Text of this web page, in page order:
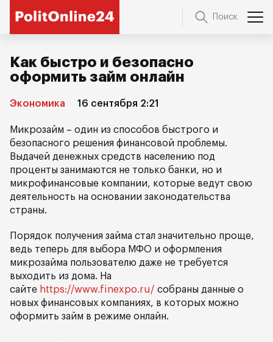
Поиск
Как быстро и безопасно
оформить займ онлайн
Экономика 16 сентября 2:21
Микрозайм – один из способов быстрого и
безопасного решения финансовой проблемы.
Выдачей денежных средств населению под
проценты занимаются не только банки, но и
микрофинансовые компании, которые ведут свою
деятельность на основании законодательства
страны.
Порядок получения займа стал значительно проще,
ведь теперь для выбора МФО и оформления
микрозайма пользователю даже не требуется
выходить из дома. На
сайте https://www.finexpo.ru/ собраны данные о
новых финансовых компаниях, в которых можно
оформить займ в режиме онлайн.